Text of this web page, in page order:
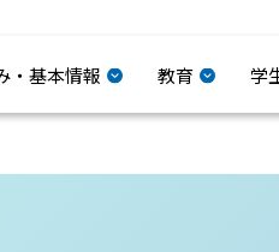
・基本情報 教育 学